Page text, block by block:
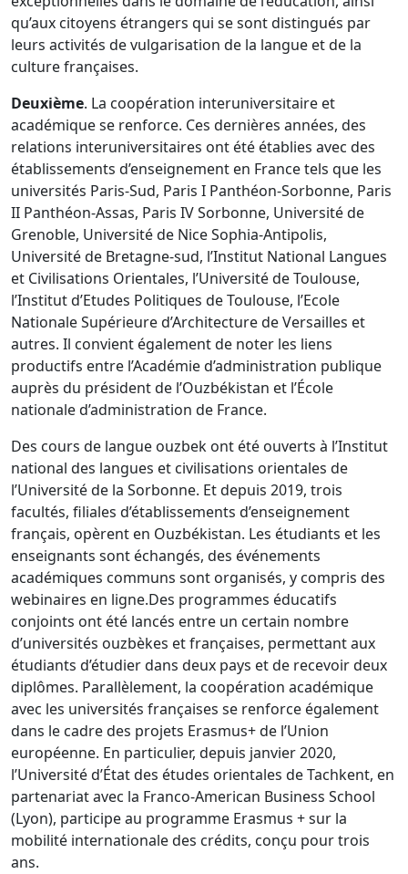
qu’aux citoyens étrangers qui se sont distingués par
leurs activités de vulgarisation de la langue et de la
culture françaises.
Deuxième. La coopération interuniversitaire et
académique se renforce. Ces dernières années, des
relations interuniversitaires ont été établies avec des
établissements d’enseignement en France tels que les
universités Paris-Sud, Paris I Panthéon-Sorbonne, Paris
II Panthéon-Assas, Paris IV Sorbonne, Université de
Grenoble, Université de Nice Sophia-Antipolis,
Université de Bretagne-sud, l’Institut National Langues
et Civilisations Orientales, l’Université de Toulouse,
l’Institut d’Etudes Politiques de Toulouse, l’Ecole
Nationale Supérieure d’Architecture de Versailles et
autres. Il convient également de noter les liens
productifs entre l’Académie d’administration publique
auprès du président de l’Ouzbékistan et l’École
nationale d’administration de France.
Des cours de langue ouzbek ont ​​été ouverts à l’Institut
national des langues et civilisations orientales de
l’Université de la Sorbonne. Et depuis 2019, trois
facultés, filiales d’établissements d’enseignement
français, opèrent en Ouzbékistan. Les étudiants et les
enseignants sont échangés, des événements
académiques communs sont organisés, y compris des
webinaires en ligne.Des programmes éducatifs
conjoints ont été lancés entre un certain nombre
d’universités ouzbèkes et françaises, permettant aux
étudiants d’étudier dans deux pays et de recevoir deux
diplômes. Parallèlement, la coopération académique
avec les universités françaises se renforce également
dans le cadre des projets Erasmus+ de l’Union
européenne. En particulier, depuis janvier 2020,
l’Université d’État des études orientales de Tachkent, en
partenariat avec la Franco-American Business School
(Lyon), participe au programme Erasmus + sur la
mobilité internationale des crédits, conçu pour trois
ans.